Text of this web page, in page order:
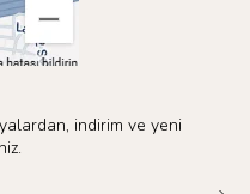
indirim ve yeni